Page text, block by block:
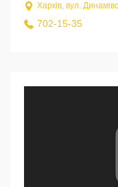
Харків, вул.
702-15-35